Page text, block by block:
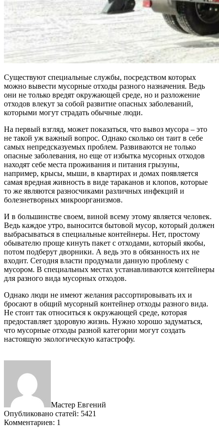
Существуют специальные службы, посредством которых
можно вывести мусорные отходы разного назначения. Ведь
они не только вредят окружающей среде, но и разложение
отходов влекут за собой развитие опасных заболеваний,
которыми могут страдать обычные люди.
На первый взгляд, может показаться, что вывоз мусора – это
не такой уж важный вопрос. Однако сколько он таит в себе
самых непредсказуемых проблем. Развиваются не только
опасные заболевания, но еще от избытка мусорных отходов
находят себе места проживания и питания грызуны,
например, крысы, мыши, в квартирах и домах появляется
самая вредная живность в виде тараканов и клопов, которые
то же являются разносчиками различных инфекций и
болезнетворных микроорганизмов.
И в большинстве своем, виной всему этому является человек.
Ведь каждое утро, выносится бытовой мусор, который должен
выбрасываться в специальные контейнеры. Нет, простому
обывателю проще кинуть пакет с отходами, который якобы,
потом подберут дворники. А ведь это в обязанность их не
входит. Сегодня власти продумали данную проблему с
мусором. В специальных местах устанавливаются контейнеры
для разного вида мусорных отходов.
Однако люди не имеют желания рассортировывать их и
бросают в общий мусорный контейнер отходы разного вида.
Не стоит так относиться к окружающей среде, которая
предоставляет здоровую жизнь. Нужно хорошо задуматься,
что мусорные отходы разной категории могут создать
настоящую экологическую катастрофу.
Мастер Евгений
Опубликовано статей: 5421
Комментариев: 1